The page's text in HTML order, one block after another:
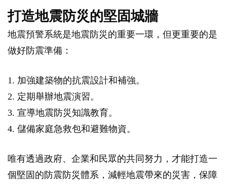
打造地震防災的堅固城牆
地震預警系統是地震防災的重要一環，但更重要的是
做好防震準備：
1. 加強建築物的抗震設計和補強。
2. 定期舉辦地震演習。
3. 宣導地震防災知識教育。
4. 儲備家庭急救包和避難物資。
唯有透過政府、企業和民眾的共同努力，才能打造一
個堅固的防震防災體系，減輕地震帶來的災害，保障